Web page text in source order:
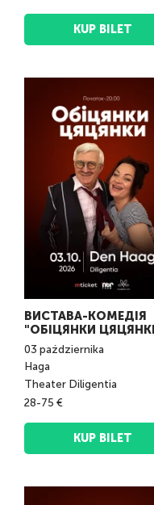
KUP BILET
ВИСТАВА-КОМЕДІЯ
"ОБІЦЯНКИ
Den Haag
03 października
Haga
Theater Diligentia
28-75 €
KUP BILET